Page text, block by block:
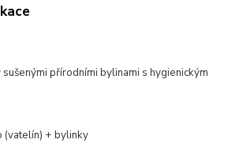
přírodními bylinami s hygienickým
(vatelín) + bylinky